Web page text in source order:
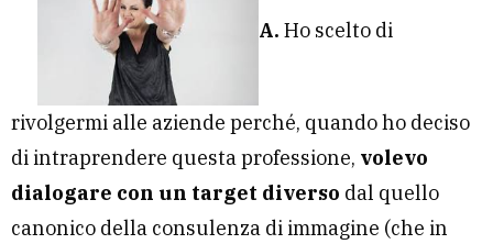
A. Ho scelto di
rivolgermi alle aziende perché, quando ho deciso
di intraprendere questa professione, volevo
dialogare con un target diverso dal quello
canonico della consulenza di immagine (che in